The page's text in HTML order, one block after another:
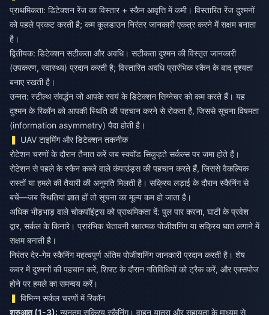
प्राथमिकता: डिटेक्शन रेंज का विस्तार + स्कैन आवृत्ति में कमी। विस्तारित रेंज दुश्मनों
को पहले प्रकट करती है; कम कूलडाउन निरंतर जानकारी एकत्र करने में सक्षम बनाता
है।
द्वितीयक: डिटेक्शन सटीकता और अवधि। सटीकता दुश्मन की विस्तृत जानकारी
(उपकरण, स्वास्थ्य) प्रदान करती है; विस्तारित अवधि प्रारंभिक स्कैन के बाद दृश्यता
बनाए रखती है।
उन्नत: स्टील्थ संवर्द्धन जो आपके स्वयं के डिटेक्शन सिग्नेचर को कम करते हैं। यह
दुश्मन के रिकॉन को आपकी स्थिति की पहचान करने से रोकता है, जिससे सूचना विषमता
(information asymmetry) पैदा होती है।
UAV टाइमिंग और डिटेक्शन तकनीक
रोटेशन चरणों के दौरान तैनात करें जब स्क्वॉड सिकुड़ते सर्कल्स पर जमा होते हैं।
रोटेशन से पहले के स्कैन कब्जे वाले कंपाउंड्स की पहचान करते हैं, जिससे वैकल्पिक
रास्तों या हमले की तैयारी की अनुमति मिलती है। सक्रिय लड़ाई के दौरान स्कैनिंग से
बचें—जब स्थितियां ज्ञात हों तो सूचना का मूल्य कम हो जाता है।
अधिक भीड़भाड़ वाले चोकपॉइंट्स को प्राथमिकता दें: पुल पार करना, घाटी के प्रवेश
द्वार, सर्कल के किनारे। प्रारंभिक चेतावनी रक्षात्मक पोजीशनिंग या सक्रिय घात लगाने में
सक्षम बनाती है।
निरंतर देर-गेम स्कैनिंग महत्वपूर्ण अंतिम पोजीशनिंग जानकारी प्रदान करती है। शेष
कवर में दुश्मनों की पहचान करें, शिफ्ट के दौरान गतिविधियों को ट्रैक करें, और एक्सपोज
होने पर हमले का समन्वय करें।
विभिन्न सर्कल चरणों में रिकॉन
शुरुआत (1-3): न्यूनतम सक्रिय स्कैनिंग। वाहन यात्रा और सहायता के माध्यम से